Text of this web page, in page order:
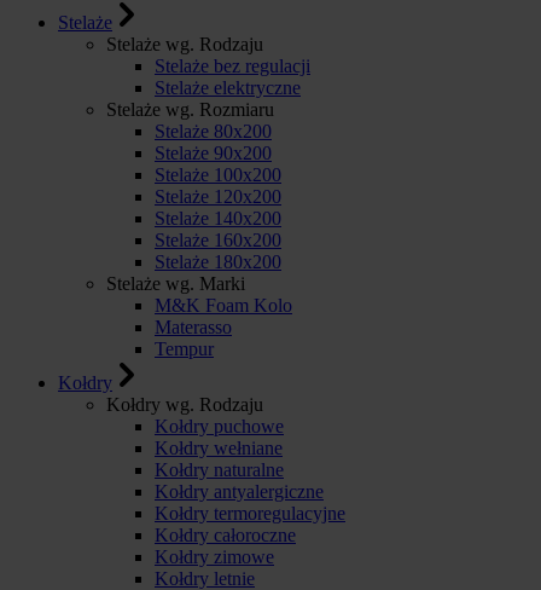
Stelaże
Stelaże wg. Rodzaju
Stelaże bez regulacji
Stelaże elektryczne
Stelaże wg. Rozmiaru
Stelaże 80x200
Stelaże 90x200
Stelaże 100x200
Stelaże 120x200
Stelaże 140x200
Stelaże 160x200
Stelaże 180x200
Stelaże wg. Marki
M&K Foam Kolo
Materasso
Tempur
Kołdry
Kołdry wg. Rodzaju
Kołdry puchowe
Kołdry wełniane
Kołdry naturalne
Kołdry antyalergiczne
Kołdry termoregulacyjne
Kołdry całoroczne
Kołdry zimowe
Kołdry letnie